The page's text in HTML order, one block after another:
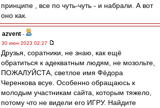
принципе , все по чуть-чуть - и набрали. А вот
оно как.
azvent -
30 июн 2023 02:27
Друзья, соратники, не знаю, как ещё
обратиться к адекватным людям, не мозольте,
ПОЖАЛУЙСТА, светлое имя Фёдора
Черенкова всуе. Особенно обращаюсь к
молодым участникам сайта, которым тяжело,
потому что не видели его ИГРУ. Найдите